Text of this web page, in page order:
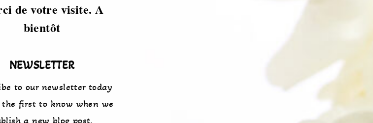
de votre visite. A
bientôt
NEWSLETTER
to our newsletter today
the first to know when we
a new blog post.